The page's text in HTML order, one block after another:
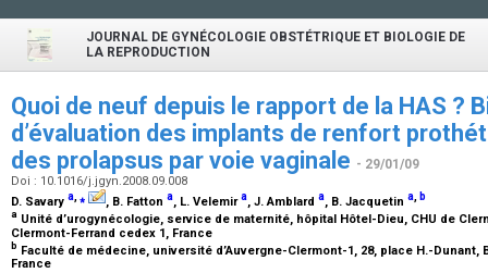
JOURNAL DE GYNÉCOLOGIE OBSTÉTRIQUE ET BIOLOGIE DE
LA REPRODUCTION
Quoi de neuf depuis le rapport de la HAS ?
d’évaluation des implants de renfort
des prolapsus par voie vaginale - 29/01/09
Doi : 10.1016/j.jgyn.2008.09.008
D. Savary a,⁎ , B. Fatton a, L. Velemira, J. Amblard a, B. Jacquetin a, b
a Unité d’urogynécologie, service de maternité, hôpital Hôtel-Dieu, CHU de
Clermont-Ferrand cedex 1, France
b Faculté de médecine, université d’Auvergne-Clermont-1, 28, place H.-Dunant,
France